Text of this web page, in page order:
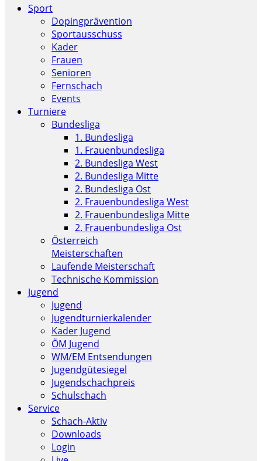
Sport
Dopingprävention
Sportausschuss
Kader
Frauen
Senioren
Fernschach
Events
Turniere
Bundesliga
1. Bundesliga
1. Frauenbundesliga
2. Bundesliga West
2. Bundesliga Mitte
2. Bundesliga Ost
2. Frauenbundesliga West
2. Frauenbundesliga Mitte
2. Frauenbundesliga Ost
Österreich
Meisterschaften
Laufende Meisterschaft
Technische Kommission
Jugend
Jugend
Jugendturnierkalender
Kader Jugend
ÖM Jugend
WM/EM Entsendungen
Jugendgütesiegel
Jugendschachpreis
Schulschach
Service
Schach-Aktiv
Downloads
Login